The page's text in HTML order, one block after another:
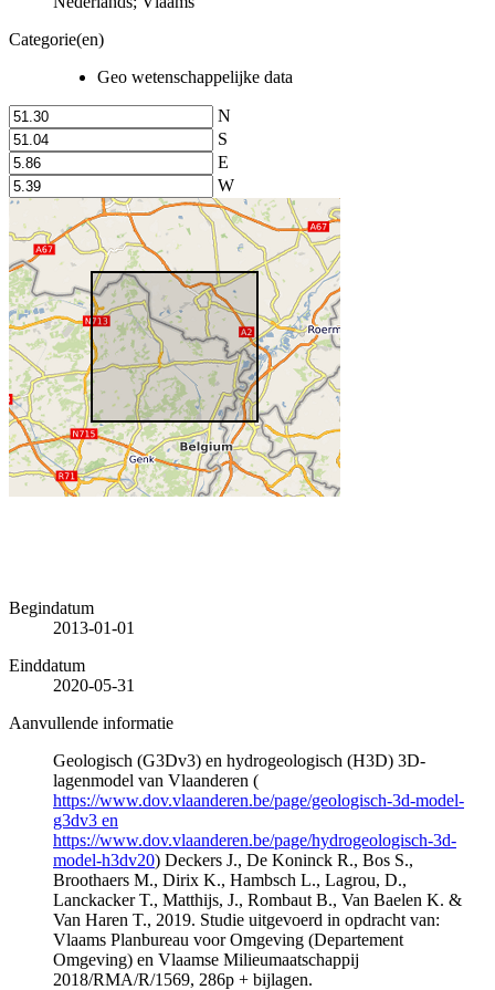
Categorie(en)
Geo wetenschappelijke data
N
S
E
W
Begindatum
2013-01-01
Einddatum
2020-05-31
Aanvullende informatie
Geologisch (G3Dv3) en hydrogeologisch (H3D) 3D-
lagenmodel van Vlaanderen (
https://www.dov.vlaanderen.be/page/geologisch-3d-model-
g3dv3 en
https://www.dov.vlaanderen.be/page/hydrogeologisch-3d-
model-h3dv20) Deckers J., De Koninck R., Bos S.,
Broothaers M., Dirix K., Hambsch L., Lagrou, D.,
Lanckacker T., Matthijs, J., Rombaut B., Van Baelen K. &
Van Haren T., 2019. Studie uitgevoerd in opdracht van:
Vlaams Planbureau voor Omgeving (Departement
Omgeving) en Vlaamse Milieumaatschappij
2018/RMA/R/1569, 286p + bijlagen.